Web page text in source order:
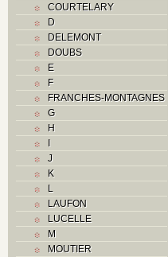
COURTELARY
D
DELEMONT
DOUBS
E
F
FRANCHES-MONTAGNES
G
H
I
J
K
L
LAUFON
LUCELLE
M
MOUTIER